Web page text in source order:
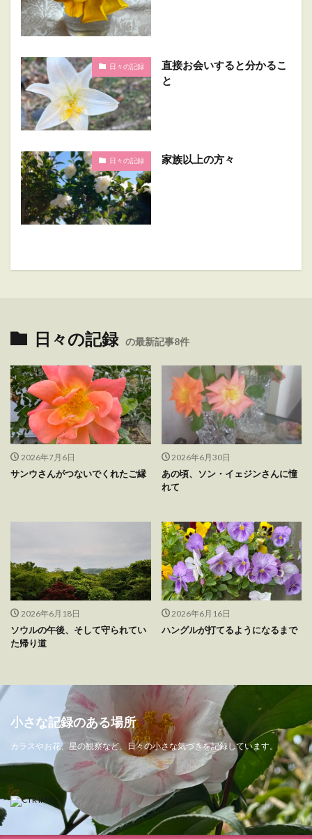
日々の記録
直接お会いすると分かるこ
と
日々の記録 家族以上の方々
日々の記録 の最新記事8件
2026年7月6日
サンウさんがつないでくれたご縁
2026年6月30日
あの頃、ソン・イェジンさんに憧
れて
2026年6月18日
ソウルの午後、そして守られてい
た帰り道
2026年6月16日
ハングルが打てるようになるまで
小さな記録のある場所
カラスやお花、星の観察など、日々の小さな気づきを記録しています。